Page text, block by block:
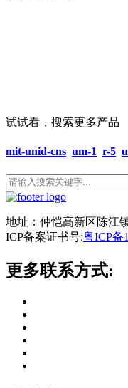
试试看，搜索更多产品
mit-unid-cns um-1 r-5
地址：仲恺高新区陈江
ICP备案证书号:粤ICP备
更多联系方式: